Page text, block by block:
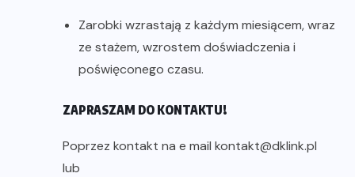
Zarobki wzrastają z każdym miesiącem, wraz
ze stażem, wzrostem doświadczenia i
poświęconego czasu.
ZAPRASZAM DO KONTAKTU!
Poprzez kontakt na e mail kontakt@dklink.pl
lub